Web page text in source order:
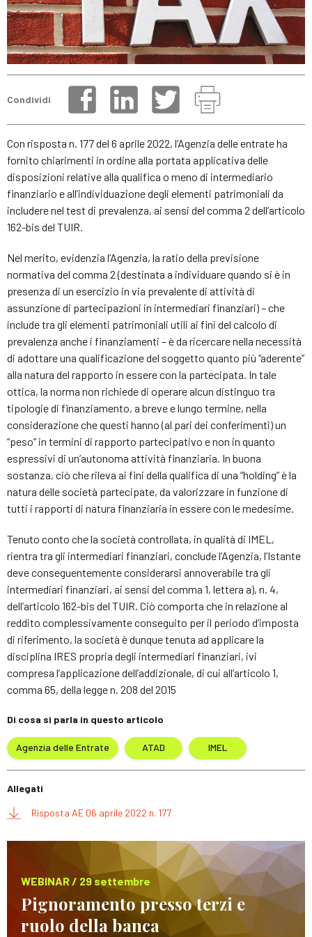
Condividi
Con risposta n. 177 del 6 aprile 2022, l’Agenzia delle entrate ha
fornito chiarimenti in ordine alla portata applicativa delle
disposizioni relative alla qualifica o meno di intermediario
finanziario e all’individuazione degli elementi patrimoniali da
includere nel test di prevalenza, ai sensi del comma 2 dell’articolo
162-bis del TUIR.
Nel merito, evidenzia l’Agenzia, la ratio della previsione
normativa del comma 2 (destinata a individuare quando si è in
presenza di un esercizio in via prevalente di attività di
assunzione di partecipazioni in intermediari finanziari) – che
include tra gli elementi patrimoniali utili ai fini del calcolo di
prevalenza anche i finanziamenti – è da ricercare nella necessità
di adottare una qualificazione del soggetto quanto più “aderente”
alla natura del rapporto in essere con la partecipata. In tale
ottica, la norma non richiede di operare alcun distinguo tra
tipologie di finanziamento, a breve e lungo termine, nella
considerazione che questi hanno (al pari dei conferimenti) un
“peso” in termini di rapporto partecipativo e non in quanto
espressivi di un’autonoma attività finanziaria. In buona
sostanza, ciò che rileva ai fini della qualifica di una “holding” è la
natura delle società partecipate, da valorizzare in funzione di
tutti i rapporti di natura finanziaria in essere con le medesime.
Tenuto conto che la società controllata, in qualità di IMEL,
rientra tra gli intermediari finanziari, conclude l’Agenzia, l’Istante
deve conseguentemente considerarsi annoverabile tra gli
intermediari finanziari, ai sensi del comma 1, lettera a), n. 4,
dell’articolo 162-bis del TUIR. Ciò comporta che in relazione al
reddito complessivamente conseguito per il periodo d’imposta
di riferimento, la società è dunque tenuta ad applicare la
disciplina IRES propria degli intermediari finanziari, ivi
compresa l’applicazione dell’addizionale, di cui all’articolo 1,
comma 65, della legge n. 208 del 2015
Di cosa si parla in questo articolo
Agenzia delle Entrate ATAD IMEL
Allegati
Risposta AE 06 aprile 2022 n. 177
WEBINAR / 29 settembre
Pignoramento presso terzi e
ruolo della banca